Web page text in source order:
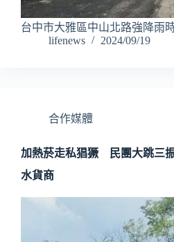
台中市大雅區中山北路強降雨
lifenews
2024/09/19
合作媒體
加熱菸走私猖獗 民團大跳三
水貨商